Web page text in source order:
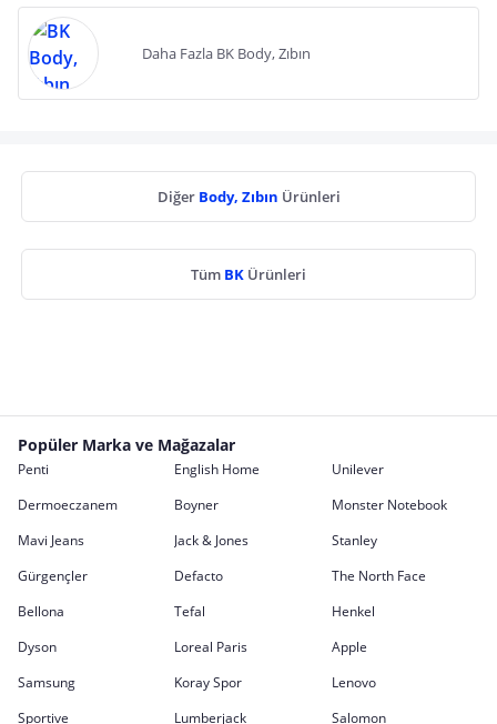
Daha Fazla BK Body, Zıbın
Diğer Body, Zıbın Ürünleri
Tüm BK Ürünleri
Popüler Marka ve Mağazalar
Penti English Home
Unilever
Dermoeczanem
Boyner
Monster Notebook
Mavi Jeans
Jack & Jones
Stanley
Gürgençler
Defacto
The North Face
Bellona
Tefal
Henkel
Dyson
Loreal Paris
Apple
Samsung
Koray Spor
Lenovo
Sportive
Lumberjack Salomon